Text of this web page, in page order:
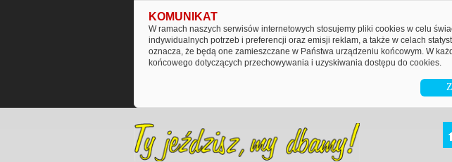
KOMUNIKAT
W ramach naszych serwisów internetowych stosujemy pliki cookies w celu
indywidualnych potrzeb i preferencji oraz emisji reklam, a także w celach
oznacza, że będą one zamieszczane w Państwa urządzeniu końcowym. W
końcowego dotyczących przechowywania i uzyskiwania dostępu do cookies.